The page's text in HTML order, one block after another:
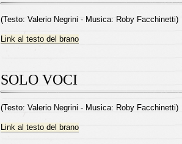
(Testo: Valerio Negrini - Musica: Roby Facchinetti)
Link al testo del brano
SOLO VOCI
(Testo: Valerio Negrini - Musica: Roby Facchinetti)
Link al testo del brano